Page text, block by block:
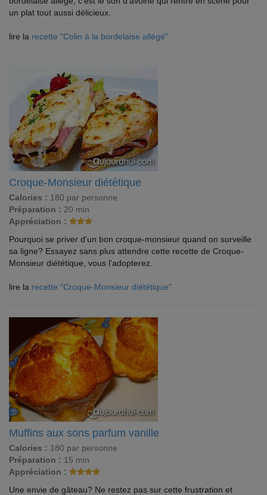
un plat tout aussi délicieux.
lire la recette "Colin à la bordelaise allégé"
Croque-Monsieur diététique
Calories : 180 par personne
Préparation : 20 min
Appréciation :
Pourquoi se priver d'un bon croque-monsieur quand on surveille
sa ligne? Essayez sans plus attendre cette recette de Croque-
Monsieur diététique, vous l'adopterez.
lire la recette "Croque-Monsieur diététique"
Muffins aux sons parfum vanille
Calories : 180 par personne
Préparation : 15 min
Appréciation :
Une envie de gâteau? Ne restez pas sur cette frustration et